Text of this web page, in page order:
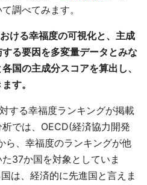
調べてみます。
ける幸福度の可視化と、主成
る要因を多変量データとみな
国の主成分スコアを算出し、
す。
する幸福度ランキングが掲載
では、OECD(経済協力開発
ら、幸福度のランキングが他
37か国を対象としていま
は、経済的に先進国と言えま